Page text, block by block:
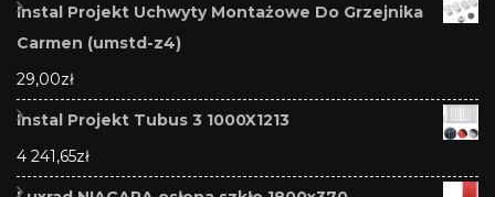
Instal Projekt Uchwyty Montażowe Do Grzejnika
Carmen (umstd-z4)
29,00zł
Instal Projekt Tubus 3 1000X1213
4 241,65zł